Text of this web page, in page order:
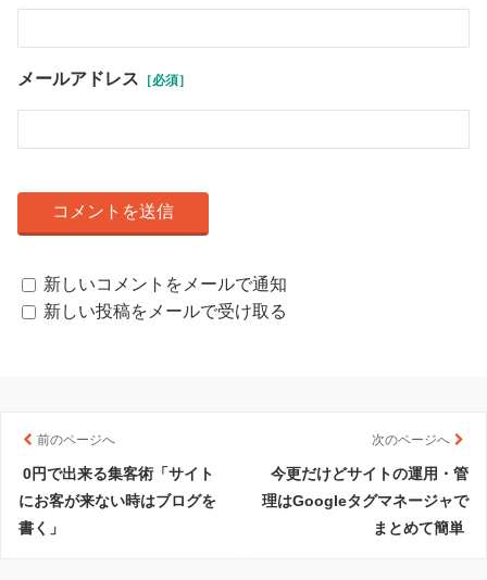
メールアドレス ［必須］
新しいコメントをメールで通知
新しい投稿をメールで受け取る
前のページへ
0円で出来る集客術「サイト
にお客が来ない時はブログを
書く」
次のページへ
今更だけどサイトの運用・管
理はGoogleタグマネージャで
まとめて簡単